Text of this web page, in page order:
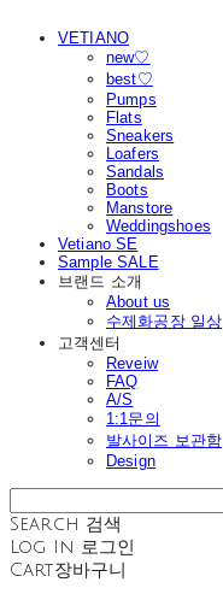
VETIANO
new♡
best♡
Pumps
Flats
Sneakers
Loafers
Sandals
Boots
Manstore
Weddingshoes
Vetiano SE
Sample SALE
브랜드 소개
About us
수제화공장 일상
고객센터
Reveiw
FAQ
A/S
1:1문의
발사이즈 보관함
Design
Search 검색
Log In 로그인
Cart장바구니